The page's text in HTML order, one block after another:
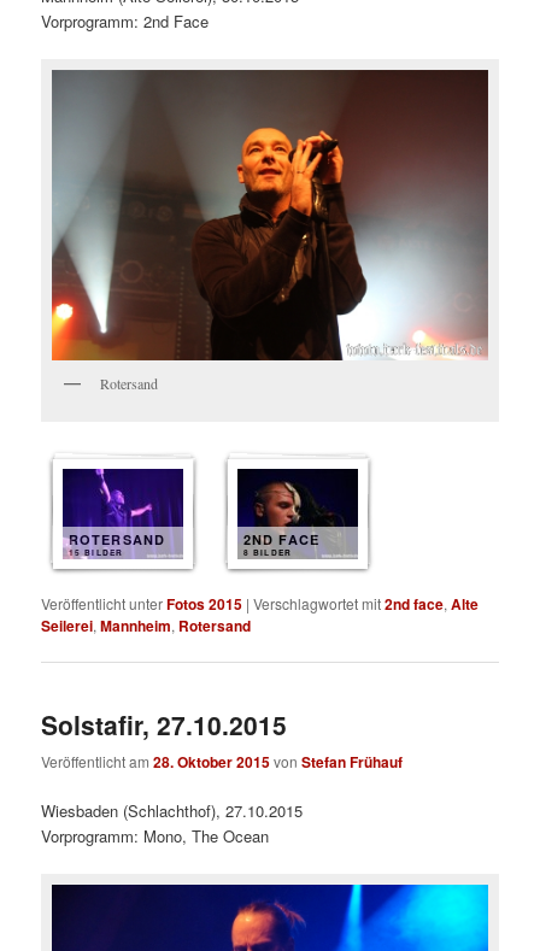
Vorprogramm: 2nd Face
Rotersand
ROTERSAND
15 BILDER
2ND FACE
8 BILDER
Veröffentlicht unterFotos 2015 |Verschlagwortet mit2nd face,Alte
Seilerei,Mannheim, Rotersand
Solstafir, 27.10.2015
Veröffentlicht am28. Oktober 2015vonStefan Frühauf
Wiesbaden (Schlachthof), 27.10.2015
Vorprogramm: Mono, The Ocean